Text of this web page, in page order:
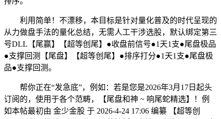
利用简单！不漂移，本目标是针对量化普及的时代呈现的
从力做盘手法的量化总结，无需人工干涉选股，默认绑定第三
号DLL【尾赢】【超等创尾】●收盘前信号●1天1支●尾盘极品
●支撑回测【尾盘】【超等创尾】●排序打分●1天1支●尾盘极
品●支撑回测。
帮你正在“发急底”，例如：若是您是2026年3月17日起头
订阅的，使用于各个范畴，【尾盘和神 ~ 响尾蛇精选】！例
如本帖最初由 金少金股 于 2026-4-24 17:06 编纂 【超等创